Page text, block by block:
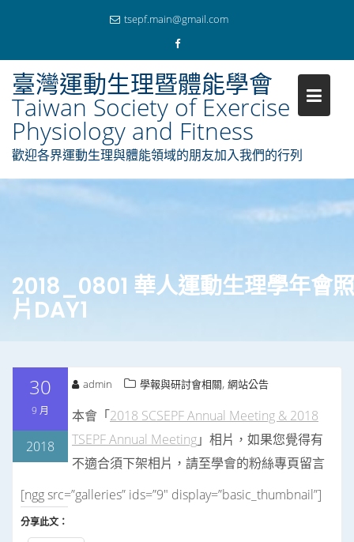
tsepf.main@gmail.com
臺灣運動生理暨體能學會
Taiwan Society of Exercise
Physiology and Fitness
歡迎各界運動生理與體能領域的朋友加入我們的行列
2018_0801 華人運動生理學年會照
片DAY1
30
9 月
2018
admin 學報與研討會相關, 網站公告
本會「2018 SCSEPF Annual Meeting & 2018
TSEPF Annual Meeting」相片，如果您覺得有
不適合須下架相片，請至學會的粉絲專頁留言
[ngg src=”galleries” ids=”9″ display=”basic_thumbnail”]
分享此文：